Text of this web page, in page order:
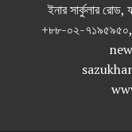
ইনার সার্কুলার
+৮৮-০২-